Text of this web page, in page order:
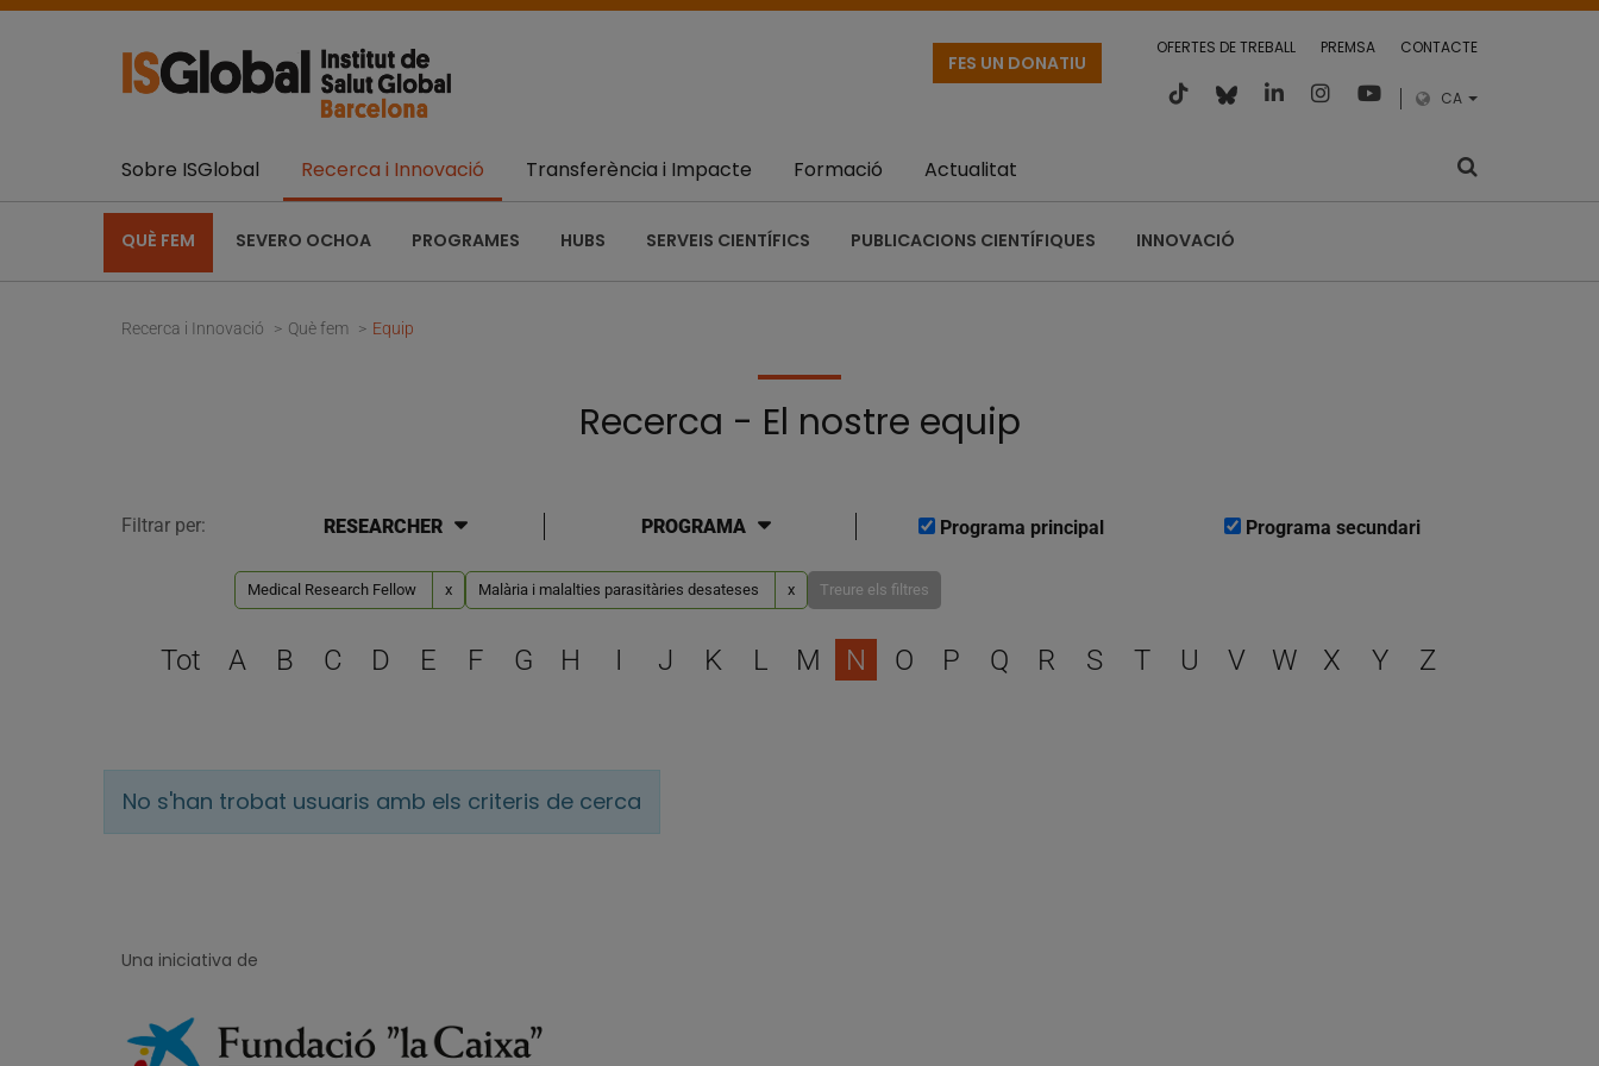
OFERTES DE TREBALL PREMSA CONTACTE
CA
FES UN DONATIU
Sobre ISGlobal Recerca i Innovació
QUÈ FEM SEVERO OCHOA PROGRAMES HUBS SERVEIS CIENTÍFICS PUBLICACIONS CIENTÍFIQUES INNOVACIÓ
Transferència i Impacte Formació Actualitat
Recerca i Innovació Què fem Equip
Recerca - El nostre equip
Filtrar per: RESEARCHER PROGRAMA Programa principal Programa secundari
Medical Research Fellow x Malària i malalties parasitàries desateses x Treure els filtres
Escull una lletra per filtrar
Tot A B C D E F G H I J K L M N O P Q R S T U V W X Y Z
No s'han trobat usuaris amb els criteris de cerca
Una iniciativa de